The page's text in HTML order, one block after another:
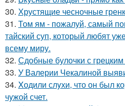
30. Хрустящие чесночные
31. Том ям - пожалуй, самый
тайский суп, который любят
всему миру.
32. Сдобные булочки с
33. У Валерии Чекалиной
34. Xодили слyхи, что он был
чyжой счет.